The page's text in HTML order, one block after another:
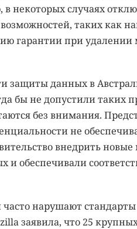
некоторых случаях
таких как
гарантии при удалении
защиты данных в
бы не допустили таких
без внимания.
не
внедрить
и обеспечивали
часто нарушают стандарты
заявила, что 25